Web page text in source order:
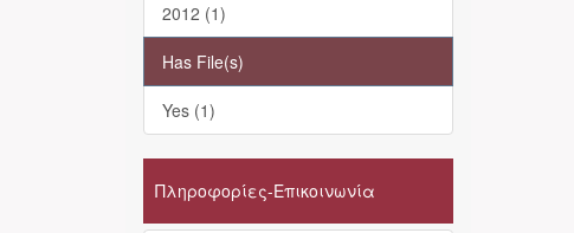
2012 (1)
Has File(s)
Yes (1)
Πληροφορίες-Επικοινωνία